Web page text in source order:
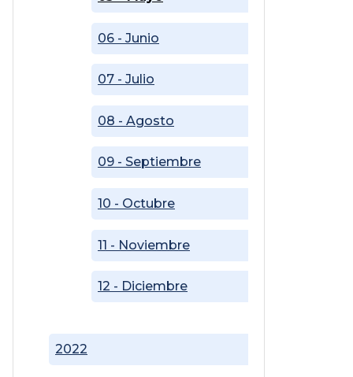
06 - Junio
07 - Julio
08 - Agosto
09 - Septiembre
10 - Octubre
11 - Noviembre
12 - Diciembre
2022